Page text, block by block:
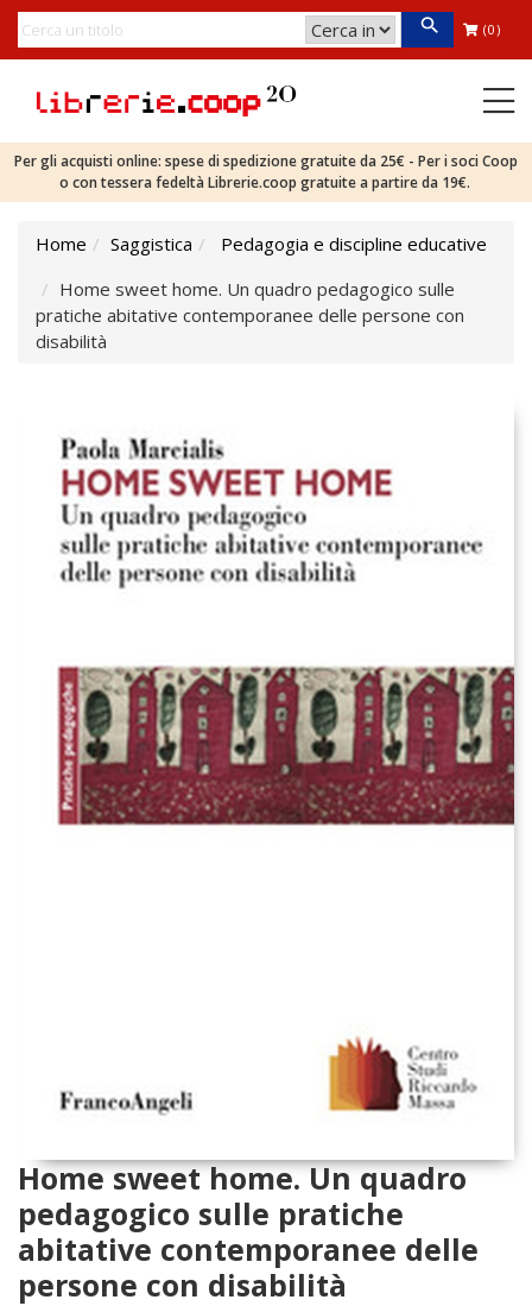
(0)
Per gli acquisti online: spese di spedizione gratuite da 25€ - Per i soci Coop
o con tessera fedeltà Librerie.coop gratuite a partire da 19€.
Home Saggistica
Pedagogia e discipline educative
Home sweet home. Un quadro pedagogico sulle
pratiche abitative contemporanee delle persone con
disabilità
Home sweet home. Un quadro
pedagogico sulle pratiche
abitative contemporanee delle
persone con disabilità